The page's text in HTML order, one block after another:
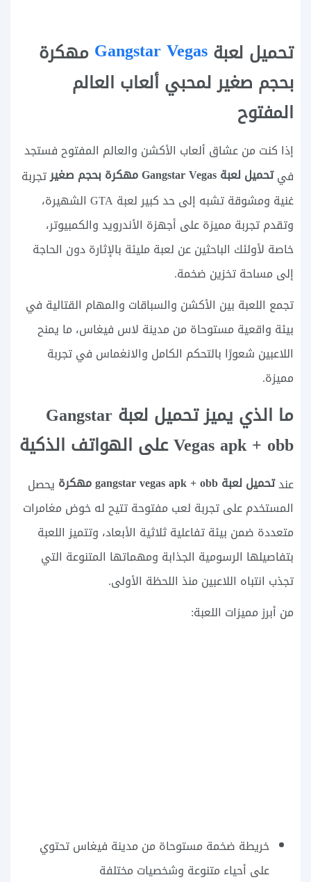
تحميل لعبةGangstar Vegasمهكرة
بحجم صغير لمحبي ألعاب العالم
المفتوح
إذا كنت من عشاق ألعاب الأكشن والعالم المفتوح فستجد
فيتحميل لعبة Gangstar Vegas مهكرة بحجم صغير
تجربة
غنية ومشوقة تشبه إلى حد كبير لعبة GTA الشهيرة،
وتقدم تجربة مميزة على أجهزة الأندرويد والكمبيوتر،
خاصة لأولئك الباحثين عن لعبة مليئة بالإثارة دون الحاجة
إلى مساحة تخزين ضخمة.
تجمع اللعبة بين الأكشن والسباقات والمهام القتالية في
بيئة واقعية مستوحاة من مدينة لاس فيغاس، ما يمنح
اللاعبين شعورًا بالتحكم الكامل والانغماس في تجربة
مميزة.
ما الذي يميز تحميل لعبة Gangstar
Vegas apk + obb على الهواتف الذكية
عندتحميل لعبة gangstar vegas apk + obb مهكرة
يحصل
المستخدم على تجربة لعب مفتوحة تتيح له خوض مغامرات
متعددة ضمن بيئة تفاعلية ثلاثية الأبعاد، وتتميز اللعبة
بتفاصيلها الرسومية الجذابة ومهماتها المتنوعة التي
تجذب انتباه اللاعبين منذ اللحظة الأولى.
من أبرز مميزات اللعبة:
خريطة ضخمة مستوحاة من مدينة فيغاس تحتوي
على أحياء متنوعة وشخصيات مختلفة